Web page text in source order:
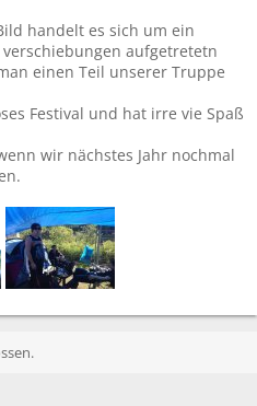
handelt es sich um ein
aufgetretetn
einen Teil unserer Truppe
Festival und hat irre vie Spaß
wir nächstes Jahr nochmal